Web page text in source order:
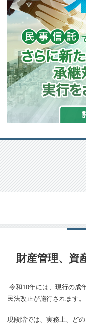
財産管理、資
令和10年には、現行の成
民法改正が施行されます。
現段階では、実務上、ど